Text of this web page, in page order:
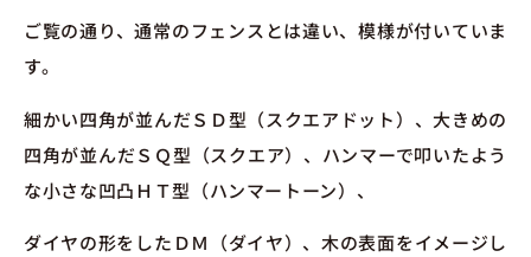
ご覧の通り、通常のフェンスとは違い、模様が付いていま
す。
細かい四角が並んだＳＤ型（スクエアドット）、大きめの
四角が並んだＳＱ型（スクエア）、ハンマーで叩いたよう
な小さな凹凸ＨＴ型（ハンマートーン）、
ダイヤの形をしたＤＭ（ダイヤ）、木の表面をイメージし